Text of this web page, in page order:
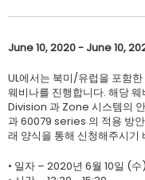
June 10, 2020 - June 10,
UL에서는 북미/유럽을 포함
웨비나를 진행합니다. 해당
Division 과 Zone 시스템의
과 60079 series 의 적용 방
래 양식을 통해 신청해주시기
• 일자 – 2020년 6월 10일 (수)